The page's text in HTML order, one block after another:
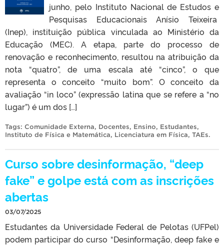
junho, pelo Instituto Nacional de Estudos e
Pesquisas Educacionais Anísio Teixeira
(Inep), instituição pública vinculada ao Ministério da
Educação (MEC). A etapa, parte do processo de
renovação e reconhecimento, resultou na atribuição da
nota “quatro”, de uma escala até “cinco”, o que
representa o conceito “muito bom”. O conceito da
avaliação “in loco” (expressão latina que se refere a “no
lugar”) é um dos […]
Tags: Comunidade Externa, Docentes, Ensino, Estudantes,
Instituto de Física e Matemática, Licenciatura em Física, TAEs.
Curso sobre desinformação, “deep
fake” e golpe está com as inscrições
abertas
03/07/2025
Estudantes da Universidade Federal de Pelotas (UFPel)
podem participar do curso “Desinformação, deep fake e